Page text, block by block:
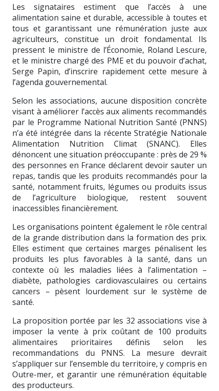
Les signataires estiment que l’accès à une
alimentation saine et durable, accessible à toutes et
tous et garantissant une rémunération juste aux
agriculteurs, constitue un droit fondamental. Ils
pressent le ministre de l’Économie, Roland Lescure,
et le ministre chargé des PME et du pouvoir d’achat,
Serge Papin, d’inscrire rapidement cette mesure à
l’agenda gouvernemental.
Selon les associations, aucune disposition concrète
visant à améliorer l’accès aux aliments recommandés
par le Programme National Nutrition Santé (PNNS)
n’a été intégrée dans la récenteStratégie Nationale
Alimentation Nutrition Climat(SNANC). Elles
dénoncent une situation préoccupante : près de 29 %
des personnes en France déclarent devoir sauter un
repas, tandis que les produits recommandés pour la
santé, notamment fruits, légumes ou produits issus
de l’agriculture biologique, restent souvent
inaccessibles financièrement.
Les organisations pointent également le rôle central
de la grande distribution dans la formation des prix.
Elles estiment que certaines marges pénalisent les
produits les plus favorables à la santé, dans un
contexte où les maladies liées à l’alimentation –
diabète, pathologies cardiovasculaires ou certains
cancers – pèsent lourdement sur le système de
santé.
La proposition portée par les 32 associations vise à
imposer la vente à prix coûtant de 100 produits
alimentaires prioritaires définis selon les
recommandations du PNNS. La mesure devrait
s’appliquer sur l’ensemble du territoire, y compris en
Outre-mer, et garantir une rémunération équitable
des producteurs.